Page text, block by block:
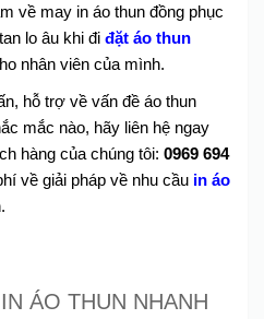
về may in áo thun đồng phục
lo âu khi đi đặt áo thun
nhân viên của mình.
hỗ trợ về vấn đề áo thun
mắc nào, hãy liên hệ ngay
hàng của chúng tôi: 0969 694
về giải pháp về nhu cầu in áo
ÁO THUN NHANH